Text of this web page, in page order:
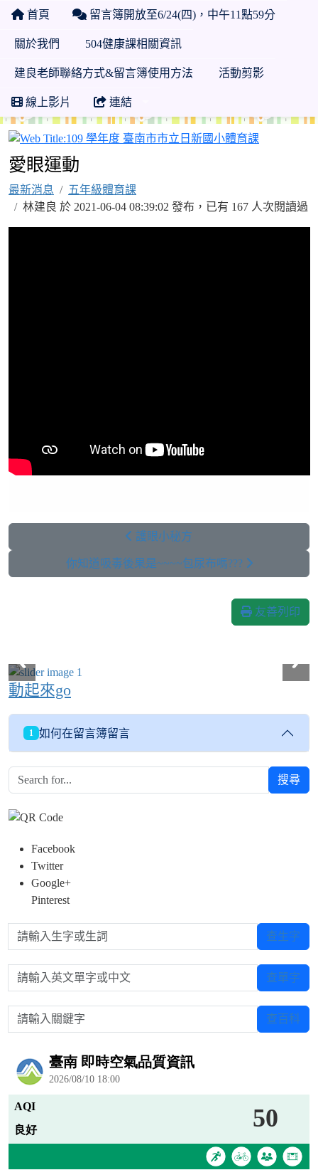
首頁 留言簿開放至6/24(四)，中午11點59分
關於我們 504健康課相關資訊
建良老師聯絡方式&留言簿使用方法 活動剪影
線上影片 連結
109 學年度
愛眼運動
最新消息
五年級體育課
林建良 於 2021-06-04 08:39:02 發布，已有 167 人次閱讀過
護眼小秘方
你知道吸毒後果是~~~~包尿布嗎???
友善列印
動起來go
1 如何在留言簿留言
搜尋
Facebook
Twitter
Google+
Pinterest
請輸入生字或生詞 查生字
請輸入英文單字或中文 查單字
請輸入關鍵字 查百科